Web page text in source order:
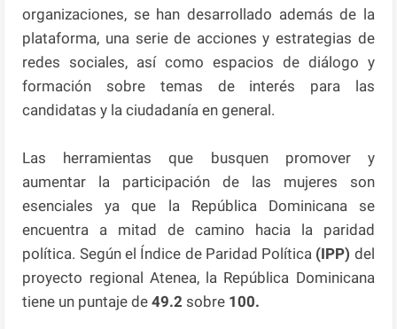
organizaciones, se han desarrollado además de la
plataforma, una serie de acciones y estrategias de
redes sociales, así como espacios de diálogo y
formación sobre temas de interés para las
candidatas y la ciudadanía en general.
Las herramientas que busquen promover y
aumentar la participación de las mujeres son
esenciales ya que la República Dominicana se
encuentra a mitad de camino hacia la paridad
política. Según el Índice de Paridad Política (IPP) del
proyecto regional Atenea, la República Dominicana
tiene un puntaje de49.2 sobre 100.